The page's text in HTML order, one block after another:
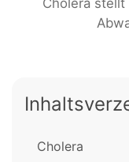
Cholera
Cholera